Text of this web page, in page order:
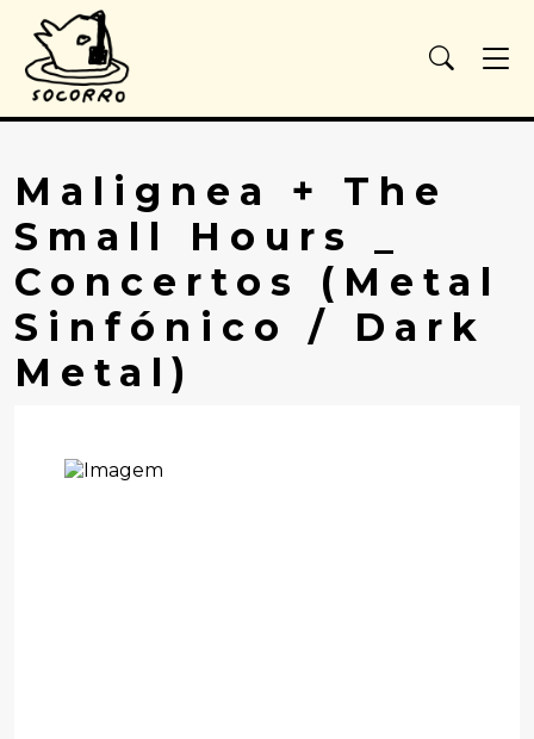
Malignea + The
Small Hours _
Concertos (Metal
Sinfónico / Dark
Metal)